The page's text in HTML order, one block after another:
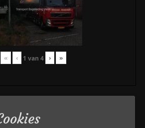
« ‹ 1 van 4 › »